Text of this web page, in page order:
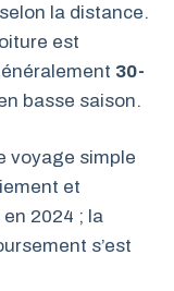
la distance.
est
30-
basse saison.
voyage simple
et
2024 ; la
s’est